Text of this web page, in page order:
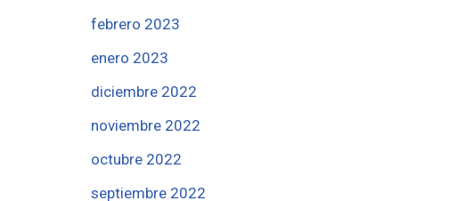
febrero 2023
enero 2023
diciembre 2022
noviembre 2022
octubre 2022
septiembre 2022